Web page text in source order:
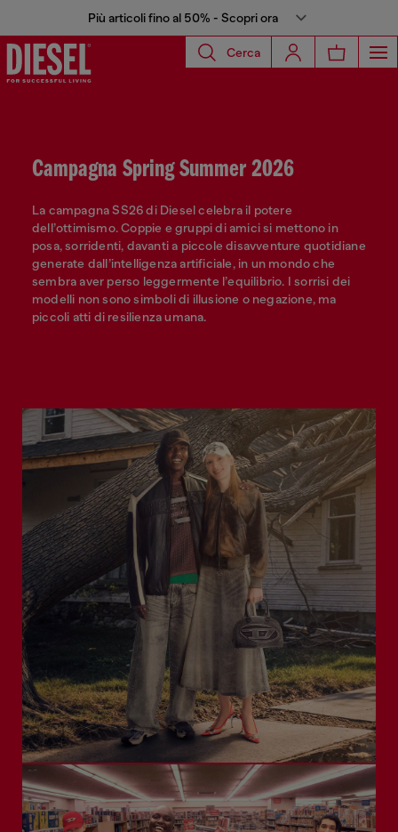
Più articoli fino al 50% - Scopri ora
Cerca
Campagna Spring Summer 2026
La campagna SS26 di Diesel celebra il potere
dell’ottimismo. Coppie e gruppi di amici si mettono in
posa, sorridenti, davanti a piccole disavventure quotidiane
generate dall’intelligenza artificiale, in un mondo che
sembra aver perso leggermente l’equilibrio. I sorrisi dei
modelli non sono simboli di illusione o negazione, ma
piccoli atti di resilienza umana.